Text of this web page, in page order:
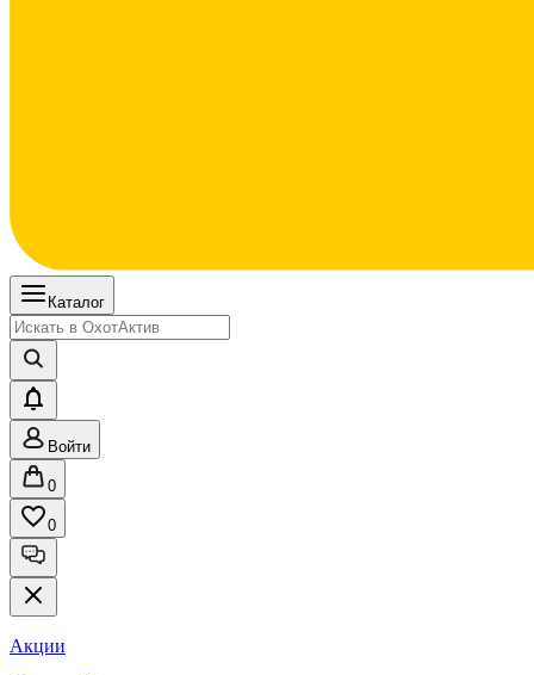
Каталог
Войти
0
0
Акции